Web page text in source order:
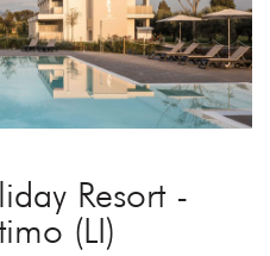
Resort -
(LI)